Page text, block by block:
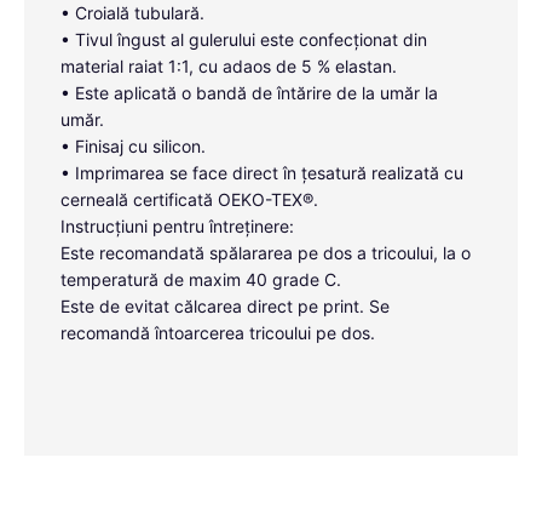
• Croială tubulară.
• Tivul îngust al gulerului este confecționat din
material raiat 1:1, cu adaos de 5 % elastan.
• Este aplicată o bandă de întărire de la umăr la
umăr.
• Finisaj cu silicon.
• Imprimarea se face direct în țesatură realizată cu
cerneală certificată OEKO-TEX®.
Instrucțiuni pentru întreținere:
Este recomandată spălararea pe dos a tricoului, la o
temperatură de maxim 40 grade C.
Este de evitat călcarea direct pe print. Se
recomandă întoarcerea tricoului pe dos.